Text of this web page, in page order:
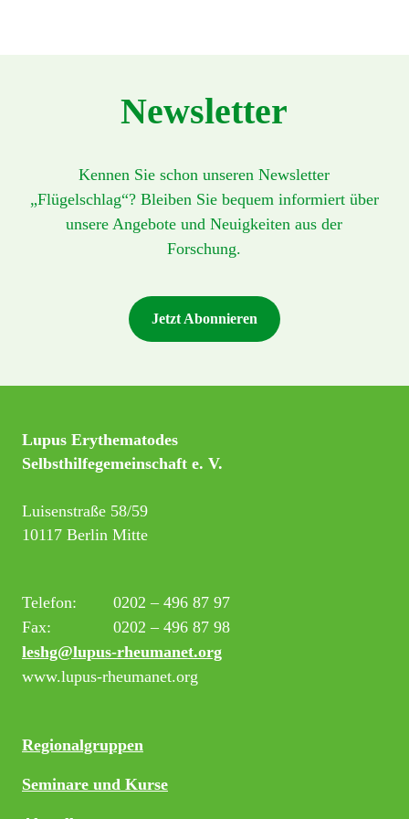
Newsletter
Kennen Sie schon unseren Newsletter
„Flügelschlag“? Bleiben Sie bequem informiert über
unsere Angebote und Neuigkeiten aus der
Forschung.
Jetzt Abonnieren
Lupus Erythematodes
Selbsthilfegemeinschaft e. V.
Luisenstraße 58/59
10117 Berlin Mitte
Telefon:
0202 – 496 87 97
Fax:
0202 – 496 87 98
leshg@lupus-rheumanet.org
www.lupus-rheumanet.org
Regionalgruppen
Seminare und Kurse